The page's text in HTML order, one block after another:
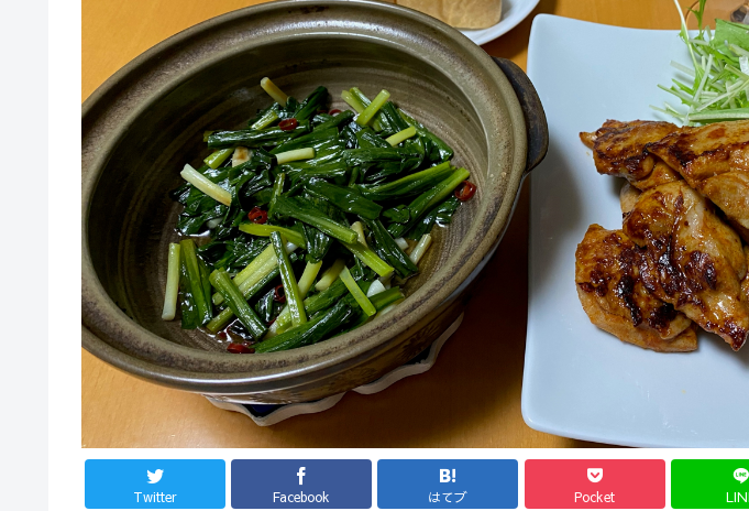
Twitter Facebook はてブ Pocket